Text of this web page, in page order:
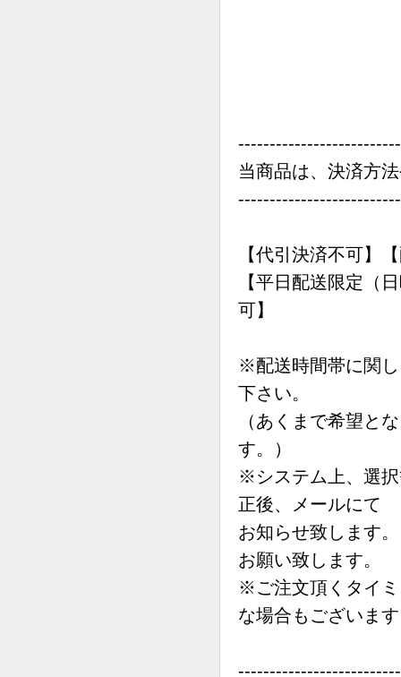
当商品は、決済方
【代引決済不可】
【平日配送限定（
可】
※配送時間帯に関
下さい。
（あくまで希望と
す。）
※システム上、選
正後、メールにて
お知らせ致します
お願い致します。
※ご注文頂くタイ
な場合もございま